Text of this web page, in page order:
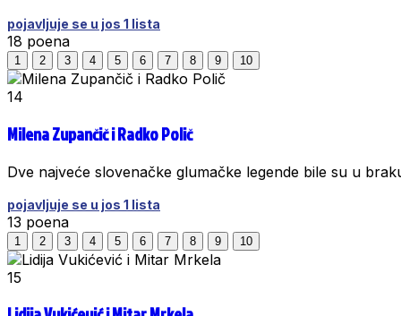
pojavljuje se u jos 1 lista
18 poena
1 2 3 4 5 6 7 8 9 10
14
Milena Zupančič i Radko Polič
Dve najveće slovenačke glumačke legende bile su u
pojavljuje se u jos 1 lista
13 poena
1 2 3 4 5 6 7 8 9 10
15